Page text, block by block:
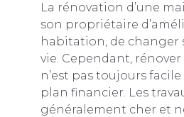
La rénovation d’une
son propriétaire
habitation, de changer
vie. Cependant,
n’est pas toujours
plan financier. Les
généralement cher et